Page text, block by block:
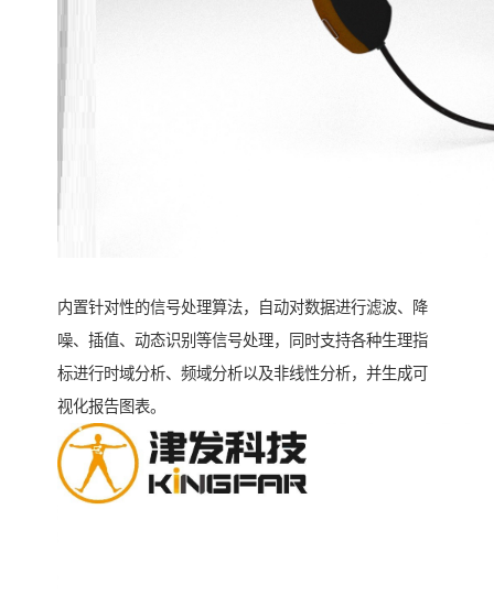
内置针对性的信号处理算法，自动对数据进行滤波、降
噪、插值、动态识别等信号处理，同时支持各种生理指
标进行时域分析、频域分析以及非线性分析，并生成可
视化报告图表。